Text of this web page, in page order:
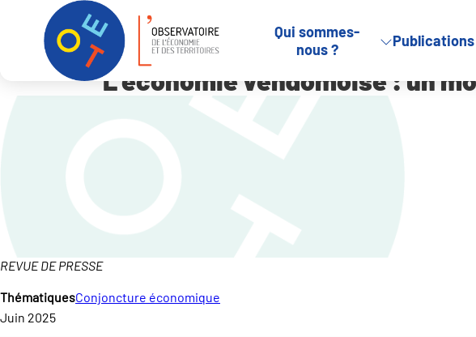
Panneau de gestion des cookies
Qui sommes-
nous ?
Publications
Qui sommes-nous ?-Revue de presse L’économie vendômoise : un
L’économie vendômoise : un
REVUE DE PRESSE
ThématiquesConjoncture économique
Juin 2025